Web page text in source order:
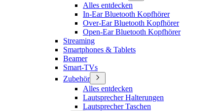
Alles entdecken
In-Ear Bluetooth Kopfhörer
Over-Ear Bluetooth Kopfhörer
Open-Ear Bluetooth Kopfhörer
Streaming
Smartphones & Tablets
Beamer
Smart-TVs
Zubehör
Alles entdecken
Lautsprecher Halterungen
Lautsprecher Taschen